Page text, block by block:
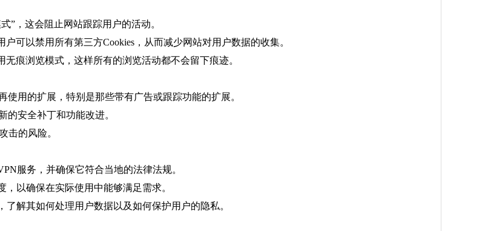
”，这会阻止网站跟踪用户的活动。
可以禁用所有第三方Cookies，从而减少网站对用户数据的收集。
痕浏览模式，这样所有的浏览活动都不会留下痕迹。
使用的扩展，特别是那些带有广告或跟踪功能的扩展。
的安全补丁和功能改进。
击的风险。
服务，并确保它符合当地的法律法规。
以确保在实际使用中能够满足需求。
解其如何处理用户数据以及如何保护用户的隐私。